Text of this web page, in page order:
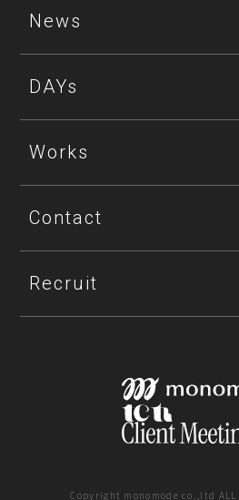
News
DAYs
Works
Contact
Recruit
Copyright monomode co.,ltd ALL